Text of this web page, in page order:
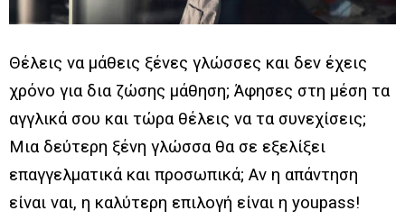
Θέλεις να μάθεις ξένες γλώσσες και δεν έχεις
χρόνο για δια ζώσης μάθηση; Άφησες στη μέση τα
αγγλικά σου και τώρα θέλεις να τα συνεχίσεις;
Μια δεύτερη ξένη γλώσσα θα σε εξελίξει
επαγγελματικά και προσωπικά; Αν η απάντηση
είναι ναι, η καλύτερη επιλογή είναι η youpass!